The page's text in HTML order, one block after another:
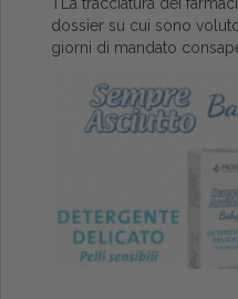
dossier su cui sono
giorni di mandato